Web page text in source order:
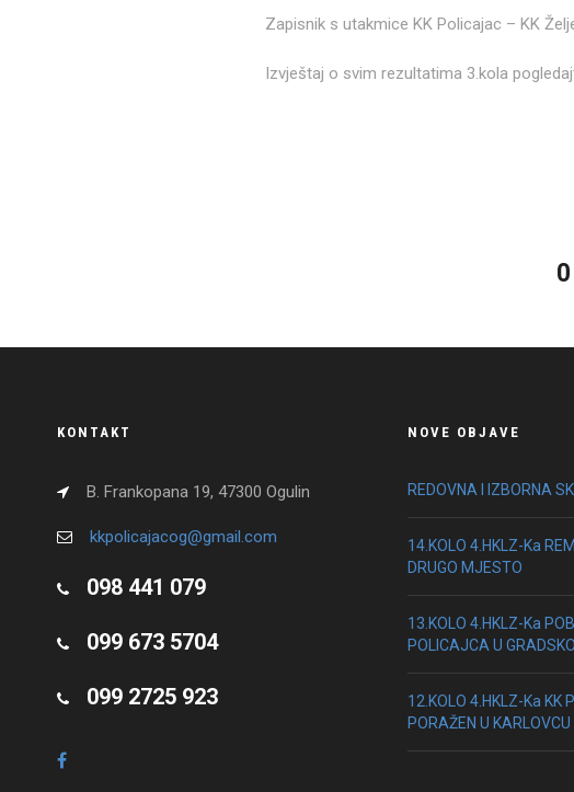
Zapisnik s utakmice KK Policajac – KK
Izvještaj o svim rezultatima 3.kola
0
KONTAKT
B. Frankopana 19, 47300 Ogulin
kkpolicajacog@gmail.com
098 441 079
099 673 5704
099 2725 923
NOVE OBJAVE
REDOVNA I IZBORNA
14.KOLO 4.HKLZ-Ka
DRUGO MJESTO
13.KOLO 4.HKLZ-Ka
POLICAJCA U
12.KOLO 4.HKLZ-Ka KK
PORAŽEN U KARLOVCU